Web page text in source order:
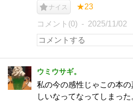
ナイス ★23
コメント(0) 2025/11/02
ウミウサギ。
私の今の感性じゃこの本
しいなってなってしまった